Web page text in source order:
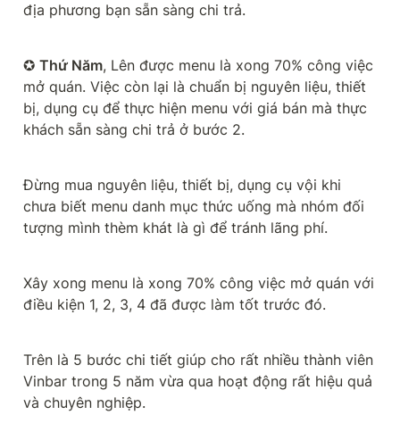
địa phương bạn sẵn sàng chi trả.
✪ Thứ Năm, Lên được menu là xong 70% công việc
mở quán. Việc còn lại là chuẩn bị nguyên liệu, thiết
bị, dụng cụ để thực hiện menu với giá bán mà thực
khách sẵn sàng chi trả ở bước 2.
Đừng mua nguyên liệu, thiết bị, dụng cụ vội khi
chưa biết menu danh mục thức uống mà nhóm đối
tượng mình thèm khát là gì để tránh lãng phí.
Xây xong menu là xong 70% công việc mở quán với
điều kiện 1, 2, 3, 4 đã được làm tốt trước đó.
Trên là 5 bước chi tiết giúp cho rất nhiều thành viên
Vinbar trong 5 năm vừa qua hoạt động rất hiệu quả
và chuyên nghiệp.